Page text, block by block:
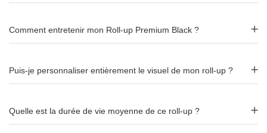
Le roll-up Premium Black se décline en 2 largeurs :
stand ou dans un espace restreint.
100 cm: format standard, visibilité optimale pour un
La hauteur de visuel est de200 cmpour les deux formats.
Comment entretenir mon Roll-up Premium Black ?
Puis-je personnaliser entièrement le visuel de mon roll-up ?
Quelle est la durée de vie moyenne de ce roll-up ?